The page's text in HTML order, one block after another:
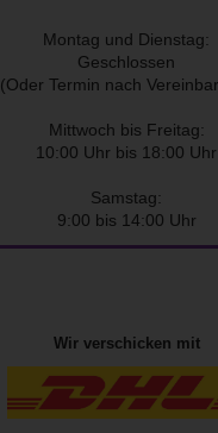
Montag und Dienstag:
Geschlossen
(Oder Termin nach
Mittwoch bis Freitag:
10:00 Uhr bis 18:00 Uhr
Samstag:
9:00 bis 14:00 Uhr
Wir verschicken mit